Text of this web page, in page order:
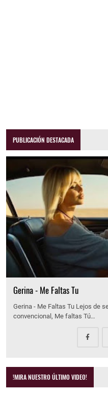
PUBLICACIÓN DESTACADA
Gerina - Me Faltas Tu
Gerina - Me Faltas Tu Lejos de
convencional, Me faltas Tú…
!MIRA NUESTRO ÚLTIMO VIDEO!